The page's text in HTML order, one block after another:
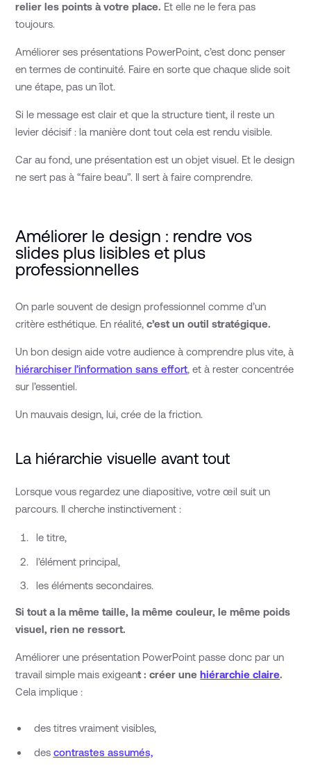
relier les points à votre place. Et elle ne le fera pas
toujours.
Améliorer ses présentations PowerPoint, c’est donc penser
en termes de continuité. Faire en sorte que chaque slide soit
une étape, pas un îlot.
Si le message est clair et que la structure tient, il reste un
levier décisif : la manière dont tout cela est rendu visible.
Car au fond, une présentation est un objet visuel. Et le design
ne sert pas à “faire beau”. Il sert à faire comprendre.
Améliorer le design : rendre vos
slides plus lisibles et plus
professionnelles
On parle souvent de design professionnel comme d’un
critère esthétique. En réalité,c’est un outil stratégique.
Un bon design aide votre audience à comprendre plus vite, à
hiérarchiser l’information sans effort, et à rester concentrée
sur l’essentiel.
Un mauvais design, lui, crée de la friction.
La hiérarchie visuelle avant tout
Lorsque vous regardez une diapositive, votre œil suit un
parcours. Il cherche instinctivement :
le titre,
l’élément principal,
les éléments secondaires.
Si tout a la même taille, la même couleur, le même poids
visuel, rien ne ressort.
Améliorer une présentation PowerPoint passe donc par un
travail simple mais exigeant : créer unehiérarchie claire.
Cela implique :
des titres vraiment visibles,
des contrastes assumés,